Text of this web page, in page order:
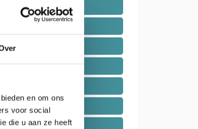
en om ons
voor social
die u aan ze heeft
Breskens
Groede
IJzendijke
Nieuwvliet